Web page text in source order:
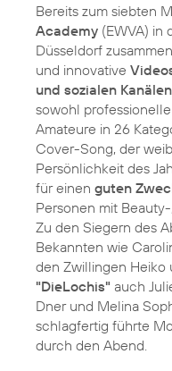
Bereits zum siebten
Academy (EWVA) in
Düsseldorf
und innovative
und sozialen Kanälen
sowohl
Amateure in 26
Cover-Song, der
Persönlichkeit des
für einen guten
Personen mit
Zu den Siegern des
Bekannten wie
den Zwillingen Heiko
"DieLochis" auch
Dner und Melina
schlagfertig führte
durch den Abend.